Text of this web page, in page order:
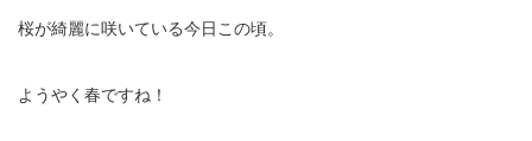
桜が綺麗に咲いている今日この頃。
ようやく春ですね！